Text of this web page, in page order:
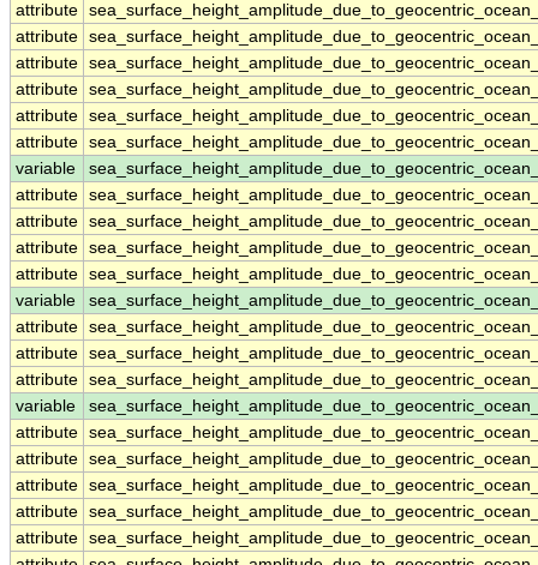
attribute
attribute
attribute
attribute
attribute
attribute
variable
attribute
attribute
attribute
attribute
variable
attribute
attribute
attribute
variable
attribute
attribute
attribute
attribute
attribute